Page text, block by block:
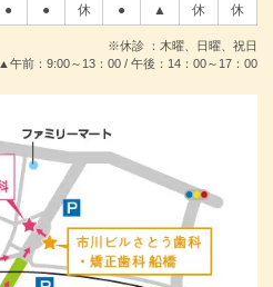
● ● 休 ● ▲ 休 休
※休診 ：木曜、日曜、祝日
▲午前：9:00～13：00 / 午後：14：00～17：00